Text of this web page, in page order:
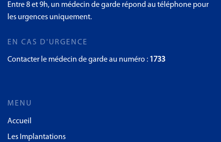
Entre 8 et 9h, un médecin de garde répond au téléphone pour
les urgences uniquement.
EN CAS D'URGENCE
Contacter le médecin de garde au numéro : 1733
MENU
Accueil
Les Implantations